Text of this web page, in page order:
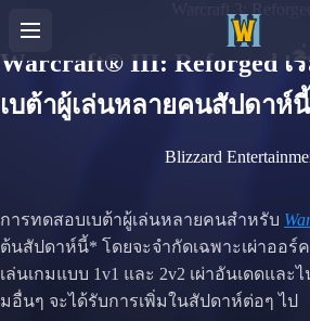
Warcraft® III: Reforged เ
เบต้าผู้เล่นหลายคนสัปดาห์
Blizzard
การทดสอบเบต้าผู้เล่นหลายคนสำหรับ
ต้นสัปดาห์นี้* โดยจะจำกัดเฉพาะเผ่าออ
เล่นเกมแบบ 1v1 และ 2v2 เผ่าอันเดดและ
มอื่นๆ จะได้รับการเพิ่มในสัปดาห์ต่อๆ ไป